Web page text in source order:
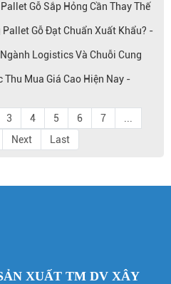
Gỗ Sắp Hỏng Cần Thay Thế
Gỗ Đạt Chuẩn Xuất Khẩu? -
Logistics Và Chuỗi Cung
Thu Mua Giá Cao Hiện Nay -
3 4 5 6 7
Next Last
XUẤT TM DV XÂY